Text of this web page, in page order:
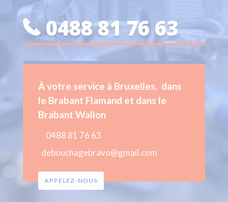
0488 81 76 63
À votre service à Bruxelles, dans
le Brabant Flamand et dans le
Brabant Wallon
0488 81 76 63
debouchagebravo@gmail.com
APPELEZ-NOUS